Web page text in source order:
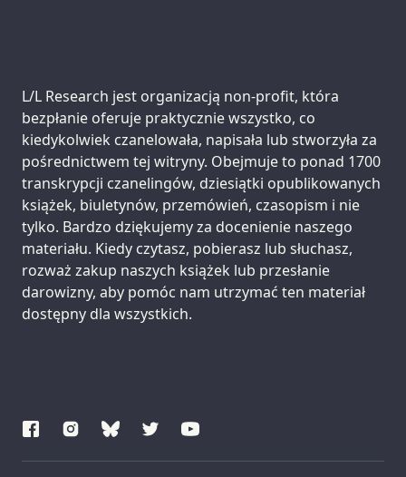
Support us:
L/L Research jest organizacją non-profit, która
bezpłanie oferuje praktycznie wszystko, co
kiedykolwiek czanelowała, napisała lub stworzyła za
pośrednictwem tej witryny. Obejmuje to ponad 1700
transkrypcji czanelingów, dziesiątki opublikowanych
książek, biuletynów, przemówień, czasopism i nie
tylko. Bardzo dziękujemy za docenienie naszego
materiału. Kiedy czytasz, pobierasz lub słuchasz,
rozważ zakup naszych książek lub przesłanie
darowizny, aby pomóc nam utrzymać ten materiał
dostępny dla wszystkich.